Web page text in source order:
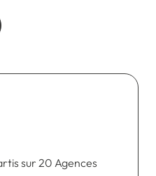
sur 20 Agences